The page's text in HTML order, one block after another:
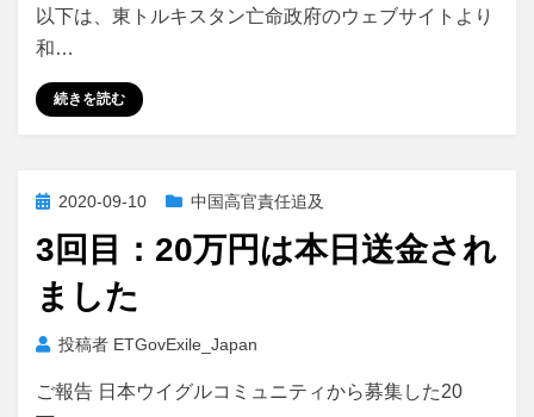
以下は、東トルキスタン亡命政府のウェブサイトより
和…
続きを読む
投
日:
2020-09-10 中国高官責任追及
3回目：20万円は本日送金され
ました
投稿者 ETGovExile_Japan
ご報告 日本ウイグルコミュニティから募集した20